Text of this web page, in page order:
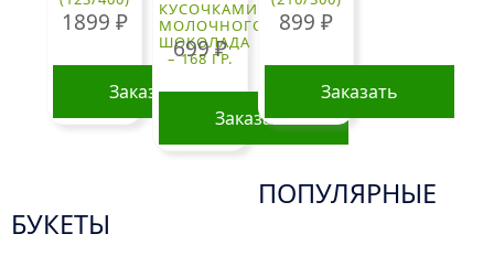
1899 ₽
Заказать
КУСОЧКАМИ
МОЛОЧНОГО
ШОКОЛАДА
– 168 ГР.
699₽
Заказать
899₽
Заказать
ПОПУЛЯРНЫЕ
БУКЕТЫ